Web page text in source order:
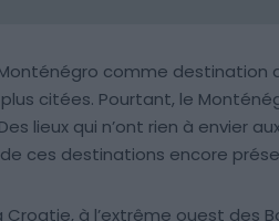
comme destination
citées. Pourtant, le
lieux qui n’ont rien à envier
ces destinations encore
à l’extrême ouest des